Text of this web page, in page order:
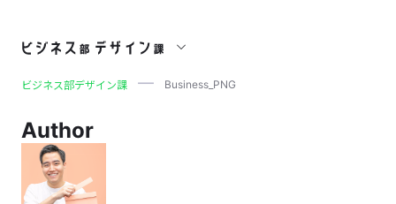
Business_PNG
ビジネス部デザイン課 Business_PNG
Author